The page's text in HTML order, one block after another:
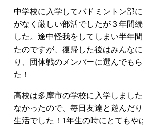
中学校に入学してバドミントン部
がなく厳しい部活でしたが３年間
した。途中怪我をしてしまい半年
たのですが、復帰した後はみんな
り、団体戦のメンバーに選んでも
た！
高校は多摩市の学校に入学しまし
なかったので、毎日友達と遊んだ
生活でした！1年生の時にとてもや